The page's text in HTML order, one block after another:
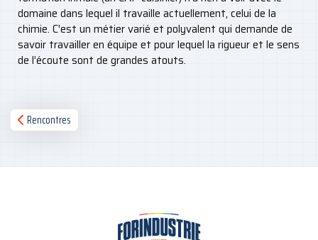
domaine dans lequel il travaille actuellement, celui de la
chimie. C'est un métier varié et polyvalent qui demande de
savoir travailler en équipe et pour lequel la rigueur et le sens
de l’écoute sont de grandes atouts.
Rencontres